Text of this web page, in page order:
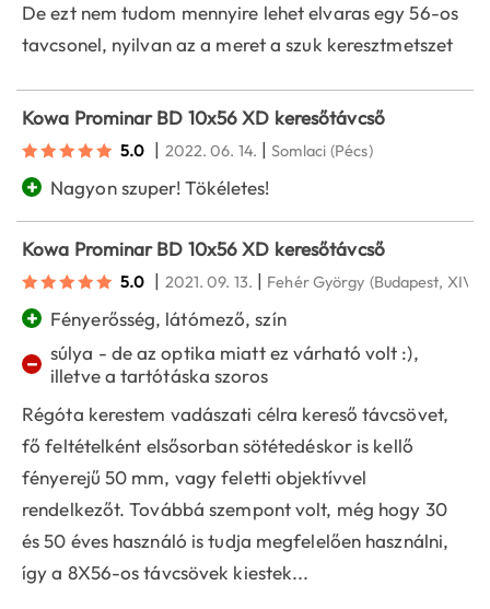
De ezt nem tudom mennyire lehet elvaras egy 56-os
tavcsonel, nyilvan az a meret a szuk keresztmetszet
Kowa Prominar BD 10x56 XD keresőtávcső
5.0 | 2022. 06. 14. |Somlaci (Pécs)
+ Nagyon szuper! Tökéletes!
Kowa Prominar BD 10x56 XD keresőtávcső
5.0 | 2021. 09. 13. | Fehér György (Budapest, XIV.)
+ Fényerősség, látómező, szín
− súlya - de az optika miatt ez várható volt :),
illetve a tartótáska szoros
Régóta kerestem vadászati célra kereső távcsövet,
fő feltételként elsősorban sötétedéskor is kellő
fényerejű 50 mm, vagy feletti objektívvel
rendelkezőt. Továbbá szempont volt, még hogy 30
és 50 éves használó is tudja megfelelően használni,
így a 8X56-os távcsövek kiestek...